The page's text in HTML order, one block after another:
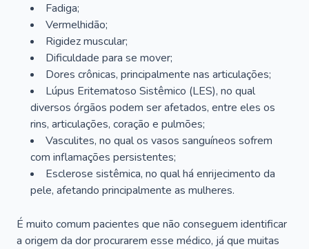
Fadiga;
Vermelhidão;
Rigidez muscular;
Dificuldade para se mover;
Dores crônicas, principalmente nas articulações;
Lúpus Eritematoso Sistêmico (LES), no qual
diversos órgãos podem ser afetados, entre eles os
rins, articulações, coração e pulmões;
Vasculites, no qual os vasos sanguíneos sofrem
com inflamações persistentes;
Esclerose sistêmica, no qual há enrijecimento da
pele, afetando principalmente as mulheres.
É muito comum pacientes que não conseguem identificar
a origem da dor procurarem esse médico, já que muitas